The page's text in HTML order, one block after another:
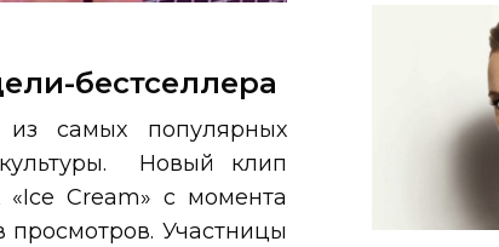
бестселлера
самых популярных
Новый клип
Cream» с момента
просмотров. Участницы